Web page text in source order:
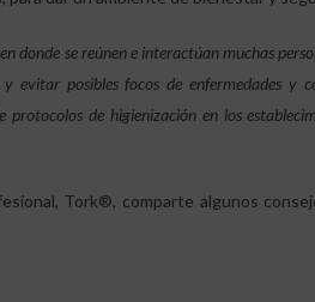
donde se reúnen e interactúan muchas
evitar posibles focos de enfermedades y
de higienización en los
Tork®, comparte algunos